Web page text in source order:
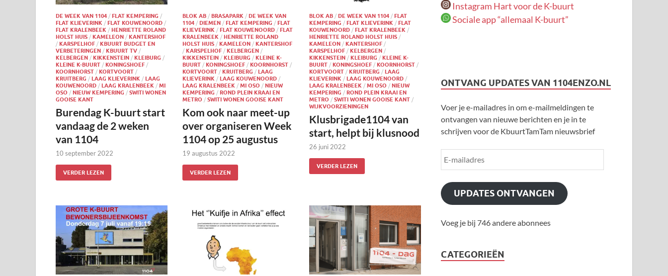
DE WEEK VAN 1104 / FLAT KEMPERING /
FLAT KLIEVERINK / FLAT KOUWENOORD /
FLAT KRALENBEEK / HENRIETTE ROLAND
HOLST HUIS / KAMELEON / KANTERSHOF
/ KARSPELHOF / KBUURT BUDGET EN
VERBETERINGEN / KBUURT TV /
KELBERGEN / KIKKENSTEIN / KLEIBURG /
KLEINE K-BUURT / KONINGSHOEF /
KOORNHORST / KORTVOORT /
KRUITBERG / LAAG KLIEVERINK / LAAG
KOUWENOORD / LAAG KRALENBEEK / MI
OSO / NIEUW KEMPERING / SWITI WONEN
GOOISE KANT
Burendag K-buurt start
vandaag de 2 weken
van 1104
10 september 2022
VERDER LEZEN
BLOK AB / BRASAPARK / DE WEEK VAN
1104 / DIEMEN / FLAT KEMPERING / FLAT
KLIEVERINK / FLAT KOUWENOORD / FLAT
KRALENBEEK / HENRIETTE ROLAND
HOLST HUIS / KAMELEON / KANTERSHOF
/ KARSPELHOF / KELBERGEN /
KIKKENSTEIN / KLEIBURG / KLEINE K-
BUURT / KONINGSHOEF / KOORNHORST /
KORTVOORT / KRUITBERG / LAAG
KLIEVERINK / LAAG KOUWENOORD /
LAAG KRALENBEEK / MI OSO / NIEUW
KEMPERING / ROND PLEIN KRAAI EN
METRO / SWITI WONEN GOOISE KANT
Kom ook naar meet-up
over organiseren Week
1104 op 25 augustus
19 augustus 2022
VERDER LEZEN
BLOK AB / DE WEEK VAN 1104 / FLAT
KEMPERING / FLAT KLIEVERINK / FLAT
KOUWENOORD / FLAT KRALENBEEK /
HENRIETTE ROLAND HOLST HUIS /
KAMELEON / KANTERSHOF /
KARSPELHOF / KELBERGEN /
KIKKENSTEIN / KLEIBURG / KLEINE K-
BUURT / KONINGSHOEF / KOORNHORST /
KORTVOORT / KRUITBERG / LAAG
KLIEVERINK / LAAG KOUWENOORD /
LAAG KRALENBEEK / MI OSO / NIEUW
KEMPERING / ROND PLEIN KRAAI EN
METRO / SWITI WONEN GOOISE KANT /
WIJKVOORZIENINGEN
Klusbrigade1104 van
start, helpt bij klusnood
26 juni 2022
VERDER LEZEN
Instagram Hart voor de K-buurt
Sociale app “allemaal K-buurt”
ONTVANG UPDATES VAN 1104ENZO.NL
Voer je e-mailadres in om e-mailmeldingen te
ontvangen van nieuwe berichten en je in te
schrijven voor de KbuurtTamTam nieuwsbrief
UPDATES ONTVANGEN
Voeg je bij 746 andere abonnees
CATEGORIEËN